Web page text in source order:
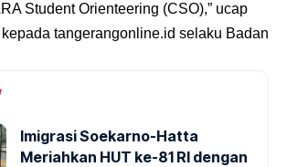
Student Orienteering (CSO),” ucap
tangerangonline.id selaku Badan
Imigrasi Soekarno-Hatta
Meriahkan HUT ke-81 RI dengan